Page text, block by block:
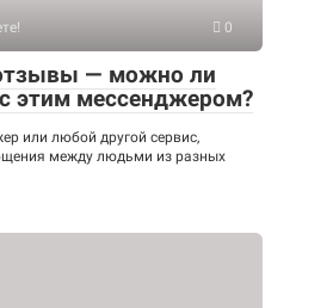
0
— можно ли
этим мессенджером?
или любой другой сервис,
между людьми из разных